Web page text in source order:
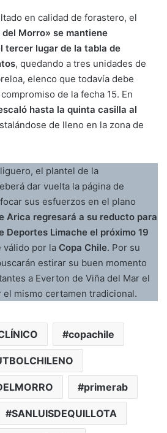
en calidad de forastero, el
del Morro» se mantiene
tercer lugar de la tabla de
, quedando a tres unidades de
elenco que todavía debe
de la fecha 15. En
hasta la quinta casilla al
de lleno en la zona de
el plantel de la
dar vuelta la página de
sus esfuerzos en el plano
Arica regresará a su reducto para
Deportes Limache el próximo 19
válido por la Copa Chile. Por su
estirar su buen momento
a Everton de Viña del Mar el
el mismo certamen tradicional.
copachile
primerab
SANLUISDEQUILLOTA